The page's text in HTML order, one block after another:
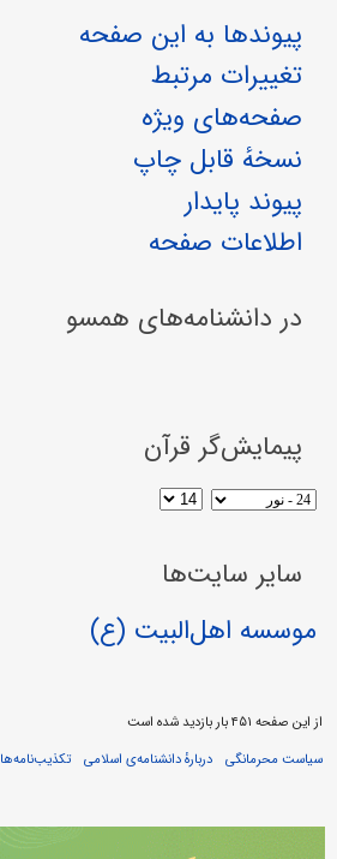
پیوندها به این صفحه
تغییرات مرتبط
صفحه‌های ویژه
نسخهٔ قابل چاپ
پیوند پایدار
اطلاعات صفحه
در دانشنامه‌های همسو
پیمایش‌گر قرآن
سایر سایت‌ها
موسسه اهل‌البیت (ع)
از این صفحه ۴۵۱ بار بازدید شده است
سیاست محرمانگی
دربارهٔ دانشنامه‌ی اسلامی تکذیب‌نامه‌ها